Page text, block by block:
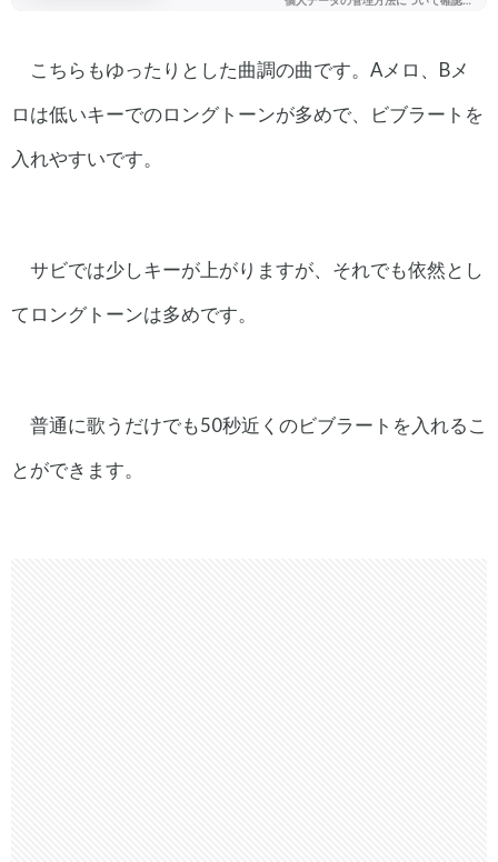
こちらもゆったりとした曲調の曲です。Aメロ、Bメ
ロは低いキーでのロングトーンが多めで、ビブラートを
入れやすいです。
サビでは少しキーが上がりますが、それでも依然とし
てロングトーンは多めです。
普通に歌うだけでも50秒近くのビブラートを入れるこ
とができます。